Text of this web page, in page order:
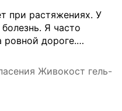
при растяжениях. У
Я часто
дороге.…
Живокост гель-